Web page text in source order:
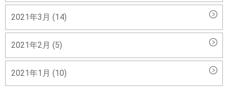
2021年3月 (14)
2021年2月 (5)
2021年1月 (10)